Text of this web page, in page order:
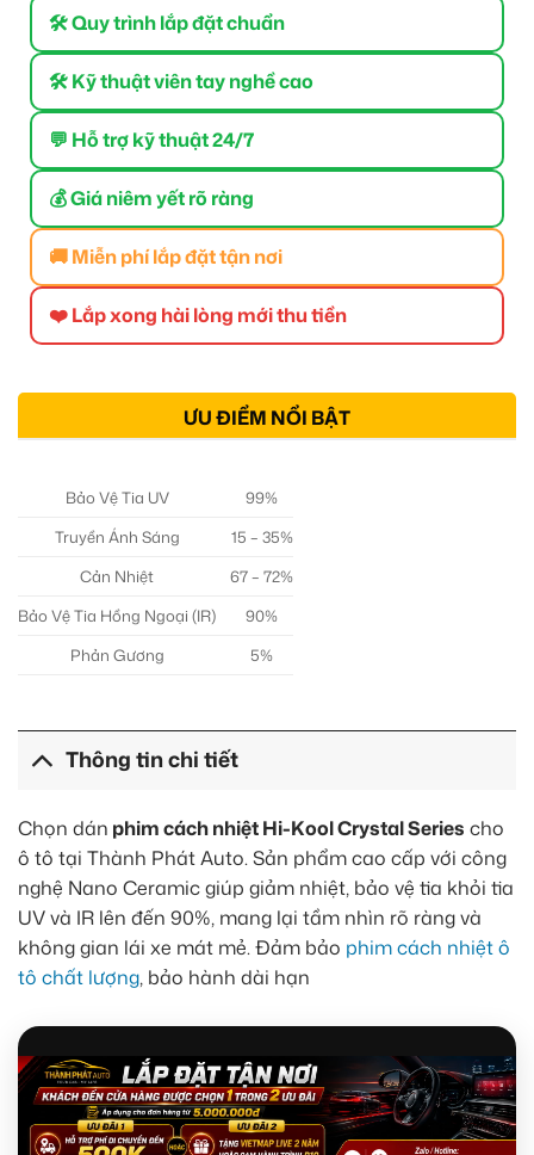
🛠 Quy trình lắp đặt chuẩn
🛠 Kỹ thuật viên tay nghề cao
💬 Hỗ trợ kỹ thuật 24/7
💰 Giá niêm yết rõ ràng
🚚 Miễn phí lắp đặt tận nơi
❤️ Lắp xong hài lòng mới thu tiền
ƯU ĐIỂM NỔI BẬT
Bảo Vệ Tia UV
99%
Truyền Ánh Sáng
15 – 35%
Cản Nhiệt
67 – 72%
Bảo Vệ Tia Hồng Ngoại (IR)
90%
Phản Gương
5%
Thông tin chi tiết
Chọn dán phim cách nhiệt Hi-Kool Crystal Series cho
ô tô tại Thành Phát Auto. Sản phẩm cao cấp với công
nghệ Nano Ceramic giúp giảm nhiệt, bảo vệ tia khỏi tia
UV và IR lên đến 90%, mang lại tầm nhìn rõ ràng và
không gian lái xe mát mẻ. Đảm bảo phim cách nhiệt ô
tô chất lượng, bảo hành dài hạn